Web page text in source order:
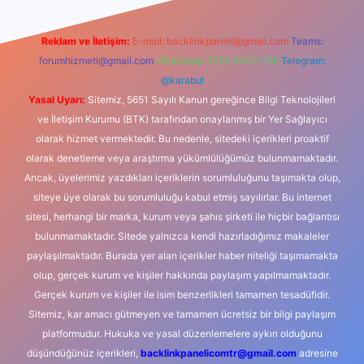
Reklam ve İletişim: E-mail: backlinkpaneli@gmail.com Teams:
forumhizmeti@gmail.com Whatsapp: 0262 606 0 726 Telegram:
@karabul
Yasal Uyarı: Sitemiz, 5651 Sayılı Kanun gereğince Bilgi Teknolojileri
ve İletişim Kurumu (BTK) tarafından onaylanmış bir Yer Sağlayıcı
olarak hizmet vermektedir. Bu nedenle, sitedeki içerikleri proaktif
olarak denetleme veya araştırma yükümlülüğümüz bulunmamaktadır.
Ancak, üyelerimiz yazdıkları içeriklerin sorumluluğunu taşımakta olup,
siteye üye olarak bu sorumluluğu kabul etmiş sayılırlar. Bu internet
sitesi, herhangi bir marka, kurum veya şahıs şirketi ile hiçbir bağlantısı
bulunmamaktadır. Sitede yalnızca kendi hazırladığımız makaleler
paylaşılmaktadır. Burada yer alan içerikler haber niteliği taşımamakta
olup, gerçek kurum ve kişiler hakkında paylaşım yapılmamaktadır.
Gerçek kurum ve kişiler ile isim benzerlikleri tamamen tesadüfidir.
Sitemiz, kar amacı gütmeyen ve tamamen ücretsiz bir bilgi paylaşım
platformudur. Hukuka ve yasal düzenlemelere aykırı olduğunu
düşündüğünüz içerikleri, backlinkpanelicomtr@gmail.comadresine